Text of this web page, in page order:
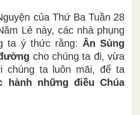
của Thứ Ba Tuần 28
Lẻ này, các nhà phụng
ta ý thức rằng: Ân Sủng
cho chúng ta đi, vừa
chúng ta luôn mãi, để ta
hành những điều Chúa